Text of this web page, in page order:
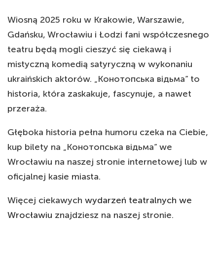
Wiosną 2025 roku w Krakowie, Warszawie,
Gdańsku, Wrocławiu i Łodzi fani współczesnego
teatru będą mogli cieszyć się ciekawą i
mistyczną komedią satyryczną w wykonaniu
ukraińskich aktorów. „Конотопська відьма” to
historia, która zaskakuje, fascynuje, a nawet
przeraża.
Głęboka historia pełna humoru czeka na Ciebie,
kup bilety na „Конотопська відьма” we
Wrocławiu na naszej stronie internetowej lub w
oficjalnej kasie miasta.
Więcej ciekawych wydarzeń teatralnych we
Wrocławiu znajdziesz na naszej stronie.